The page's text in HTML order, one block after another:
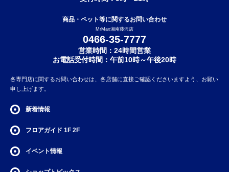
商品・ペット等に関するお問い合わせ
MrMax湘南藤沢店
0466-35-7777
営業時間：24時間営業
お電話受付時間：午前10時～午後20時
各専門店に関するお問い合わせは、各店舗に直接ご確認くださいますよう、お願い
申し上げます。
新着情報
フロアガイド 1F 2F
イベント情報